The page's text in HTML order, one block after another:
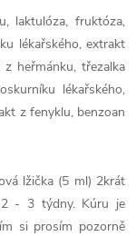
laktulóza, fruktóza,
lékařského, extrakt
heřmánku, třezalka
lékařského,
z fenyklu, benzoan
lžička (5 ml) 2krát
2 - 3 týdny. Kúru je
si prosím pozorně